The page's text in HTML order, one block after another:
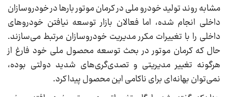
مشابه روند تولید خودرو ملی در کرمان موتور بارها در خودروسازان
داخلی انجام شده، اما فعالان بازار توسعه نیافتن خودروهای
داخلی را با تغییرات مکرر مدیریت خودروسازان مرتبط می‌سازند.
حال که کرمان موتور در بحث توسعه محصول ملی خود فارغ از
هرگونه تغییر مدیریتی و تصدی‌گری‌های شدید دولتی بوده،
نمی‌توان بهانه‌ای برای ناکامی این محصول پیدا کرد.